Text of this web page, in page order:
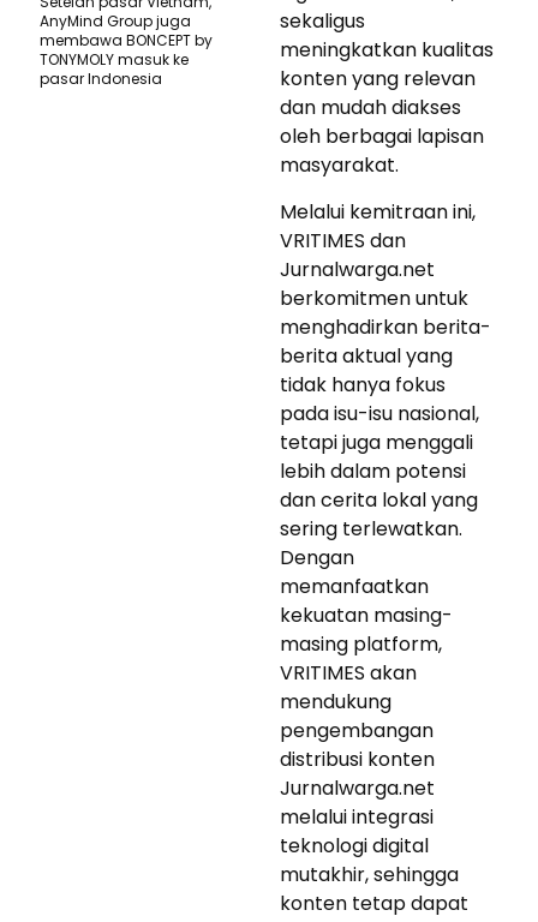
sekaligus
meningkatkan kualitas
konten yang relevan
dan mudah diakses
oleh berbagai lapisan
masyarakat.
Melalui kemitraan ini,
VRITIMES dan
Jurnalwarga.net
berkomitmen untuk
menghadirkan berita-
berita aktual yang
tidak hanya fokus
pada isu-isu nasional,
tetapi juga menggali
lebih dalam potensi
dan cerita lokal yang
sering terlewatkan.
Dengan
memanfaatkan
kekuatan masing-
masing platform,
VRITIMES akan
mendukung
pengembangan
distribusi konten
Jurnalwarga.net
melalui integrasi
teknologi digital
mutakhir, sehingga
konten tetap dapat
AnyMind Group juga
membawa BONCEPT by
TONYMOLY masuk ke
pasar Indonesia